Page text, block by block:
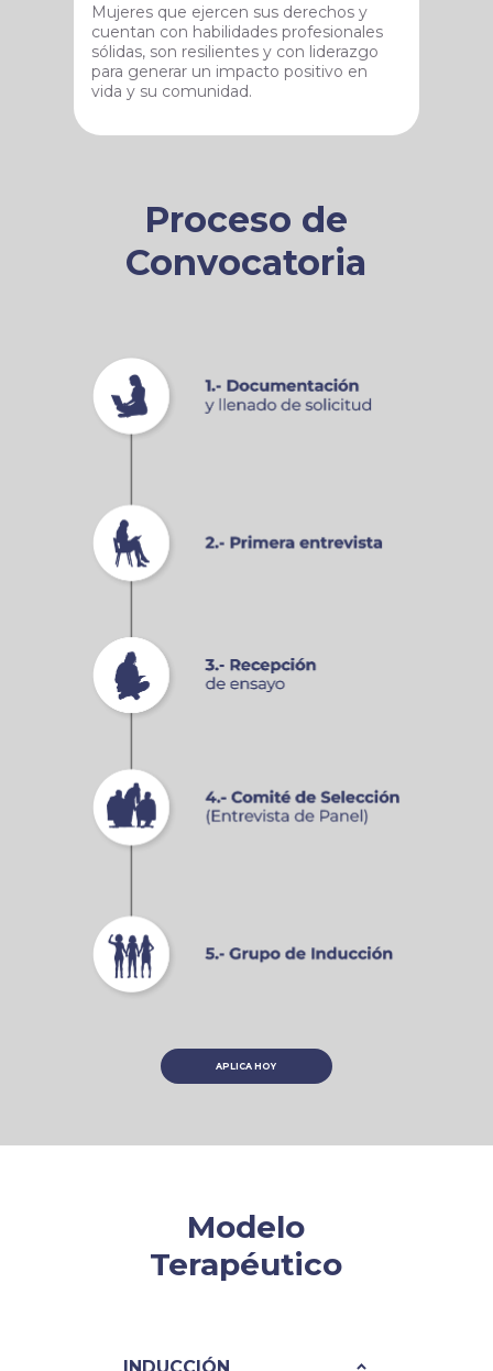
Mujeres que ejercen sus derechos y
cuentan con habilidades profesionales
sólidas, son resilientes y con liderazgo
para generar un impacto positivo en
vida y su comunidad.
Proceso de
Convocatoria
APLICA HOY
Modelo
Terapéutico